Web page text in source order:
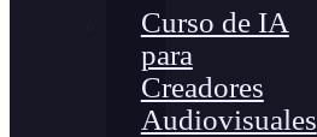
Curso de IA
para
Creadores
Audiovisuales